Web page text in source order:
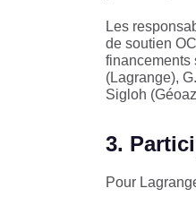
Les
de soutien
financements
(Lagrange),
Sigloh
3.
Pour